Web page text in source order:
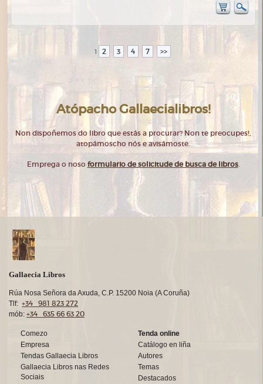
1 2 3 4 7 >>
Atópacho Gallaecialibros!
Non dispoñemos do libro que estás a procurar? Non te preocupes!,
atopámoscho nós e avisámoste.
Emprega o noso formulario de solicitude de busca de libros.
Gallaecia Libros
Rúa Nosa Señora da Axuda, C.P. 15200 Noia (A Coruña)
Tlf: +34 981 823 272
mób: +34 635 66 63 20
Comezo
Empresa
Tendas Gallaecia Libros
Gallaecia Libros nas Redes
Sociais
Tenda online
Catálogo en liña
Autores
Temas
Destacados